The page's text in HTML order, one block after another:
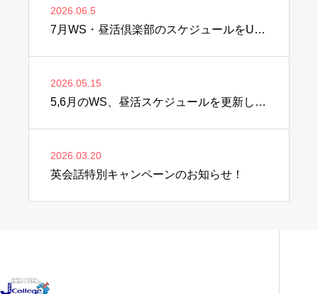
2026.06.5
7月WS・昼活倶楽部のスケジュールをUPしました♫
2026.05.15
5,6月のWS、昼活スケジュールを更新しました♫
2026.03.20
英会話特別キャンペーンのお知らせ！